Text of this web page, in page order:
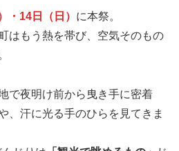
・14日（日） に本祭。
はもう熱を帯び、空気そのもの
で夜明け前から曳き手に密着
、汗に光る手のひらを見てきま